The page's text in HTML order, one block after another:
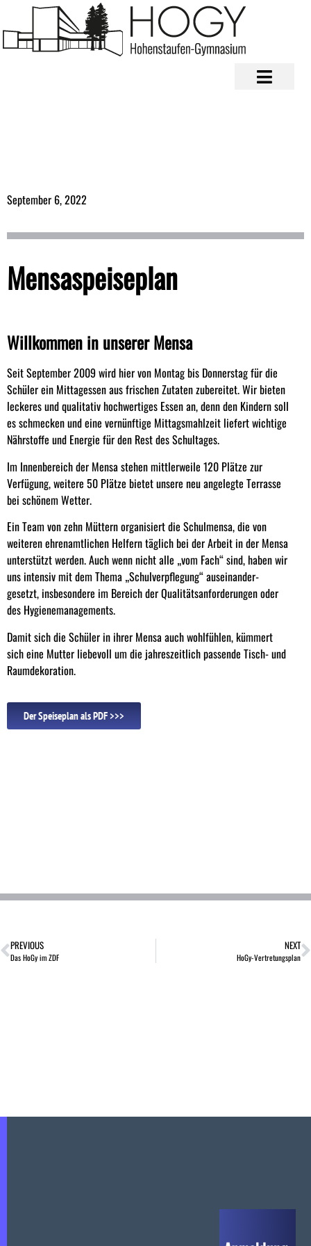
September 6, 2022
Mensaspeiseplan
Willkommen in unserer Mensa
Seit September 2009 wird hier von Montag bis Donnerstag für die
Schüler ein Mittagessen aus frischen Zutaten zubereitet. Wir bieten
leckeres und qualitativ hochwertiges Essen an, denn den Kindern soll
es schmecken und eine vernünftige Mittagsmahlzeit liefert wichtige
Nährstoffe und Energie für den Rest des Schultages.
Im Innenbereich der Mensa stehen mittlerweile 120 Plätze zur
Verfügung, weitere 50 Plätze bietet unsere neu angelegte Terrasse
bei schönem Wetter.
Ein Team von zehn Müttern organisiert die Schulmensa, die von
weiteren ehrenamtlichen Helfern täglich bei der Arbeit in der Mensa
unterstützt werden. Auch wenn nicht alle „vom Fach“ sind, haben wir
uns intensiv mit dem Thema „Schulverpflegung“ auseinander-
gesetzt, insbesondere im Bereich der Qualitätsanforderungen oder
des Hygienemanagements.
Damit sich die Schüler in ihrer Mensa auch wohlfühlen, kümmert
sich eine Mutter liebevoll um die jahreszeitlich passende Tisch- und
Raumdekoration.
Der Speiseplan als PDF >>>
PREVIOUS
Das HoGy im ZDF
NEXT
HoGy-Vertretungsplan